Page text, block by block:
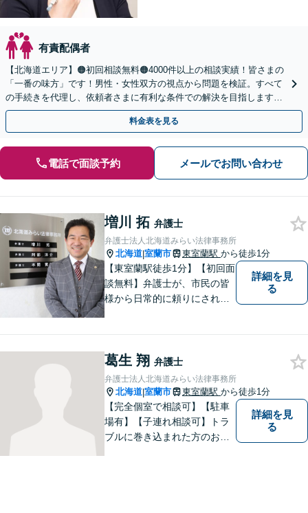
有責配偶者
【北海道エリア】🟠初回相談無料🟠4000件以上の相談実績！皆さまの
「一番の味方」です！男性・女性双方の視点から問題を検証。すべて
の手続きを代理し、依頼者さまに有利な条件での解決を目指します
【夜間相談・WEB面談可】【完全個室・秘密厳守】
料金表を見る
電話で面談予約 メールでお問い合わせ
増川 拓 弁護士
弁護士法人北海道みらい法律事務所
北海道|室蘭市 東室蘭駅 から徒歩1分
【東室蘭駅徒歩1分】【初回面
談無料】弁護士が、市民の皆
様から日常的に頼りにされる
い未来へと導きます。お気軽
にご相談ください。【駐車場
あり】
詳細を見
る
葛生 翔 弁護士
弁護士法人北海道みらい法律事務所
北海道|室蘭市 東室蘭駅 から徒歩1分
【完全個室で相談可】【駐車
場有】【子連れ相談可】トラ
ブルに巻き込まれた方のお力
詳細を見
る